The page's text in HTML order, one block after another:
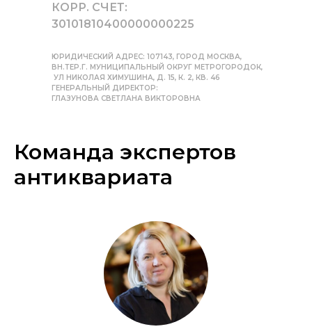
КОРР. СЧЕТ:
30101810400000000225
ЮРИДИЧЕСКИЙ АДРЕС: 107143, ГОРОД МОСКВА,
ВН.ТЕР.Г. МУНИЦИПАЛЬНЫЙ ОКРУГ МЕТРОГОРОДОК,
УЛ НИКОЛАЯ ХИМУШИНА, Д. 15, К. 2, КВ. 46
ГЕНЕРАЛЬНЫЙ ДИРЕКТОР:
ГЛАЗУНОВА СВЕТЛАНА ВИКТОРОВНА
Команда экспертов
антиквариата